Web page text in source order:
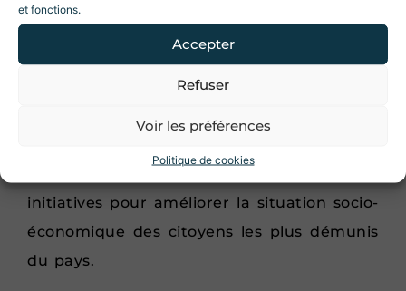
et fonctions.
Accepter
Refuser
Voir les préférences
Politique de cookies
citoyens, bien qu’elle soit prioritaire selon
lui. De plus, il déclare son intention de
initiatives pour améliorer la situation socio-
économique des citoyens les plus démunis
du pays.
Je m'inscris